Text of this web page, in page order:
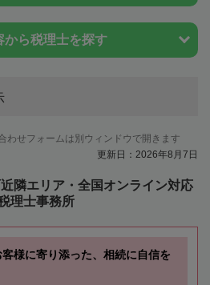
から税理士を探す
わせフォームは別ウィンドウで開きます
更新日：2026年8月7日
隣エリア・全国オンライン対応
理士事務所
客様に寄り添った、相続に自信を